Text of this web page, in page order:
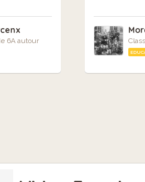
6A autour